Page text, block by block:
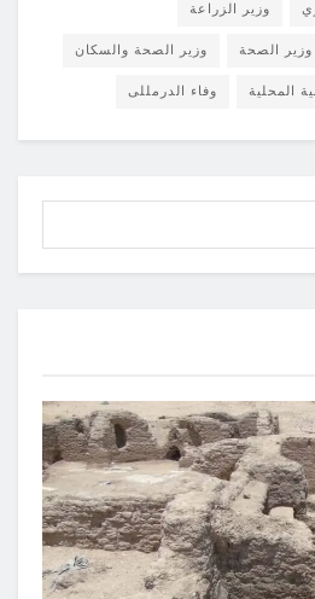
وزير الزراعة
وزير الصحة وزير الصحة والسكان
المحلية وفاء الدرمللى